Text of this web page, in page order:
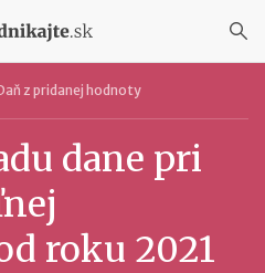
z pridanej hodnoty
dane pri
roku 2021